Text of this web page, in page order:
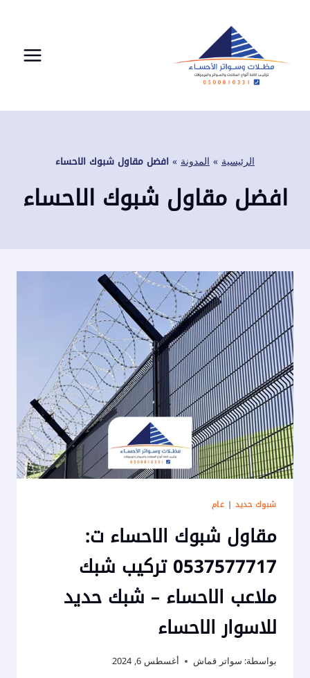
الرئيسية » المدونة » افضل مقاول شبوك الاحساء
افضل مقاول شبوك الاحساء
شبوك حديد | عام
مقاول شبوك الاحساء ت:
0537577717 تركيب شبك
ملاعب الاحساء – شبك حديد
للاسوار الاحساء
بواسطة: سواتر قماش أغسطس 6, 2024